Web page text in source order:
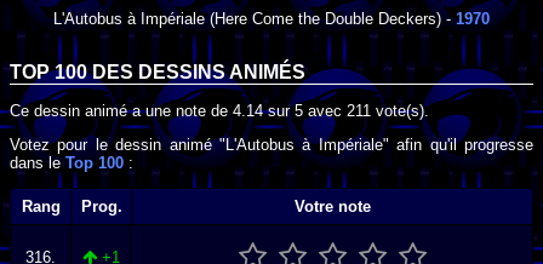
L'Autobus à Impériale(Here Come the Double Deckers) -1970
TOP 100 DESDESSINS ANIMÉS
Ce dessin animé a une note de4.14sur5 avec 211 vote(s).
Votez pour le dessin animé "L'Autobus à Impériale" afin qu'il progresse
dans leTop 100 :
Rang Prog. Votre note
316. +1